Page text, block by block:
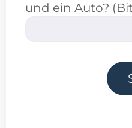
und ein Auto?